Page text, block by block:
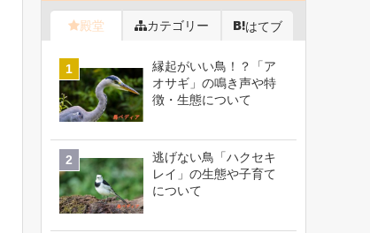
殿堂 カテゴリー はてブ
縁起がいい鳥！？「ア
オサギ」の鳴き声や特
徴・生態について
逃げない鳥「ハクセキ
レイ」の生態や子育て
について